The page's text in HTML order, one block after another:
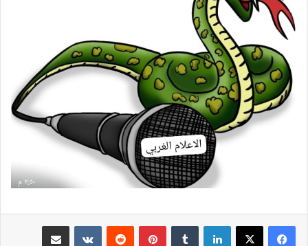
لينكدإن بينتيريست
مشاركة عبر البريد